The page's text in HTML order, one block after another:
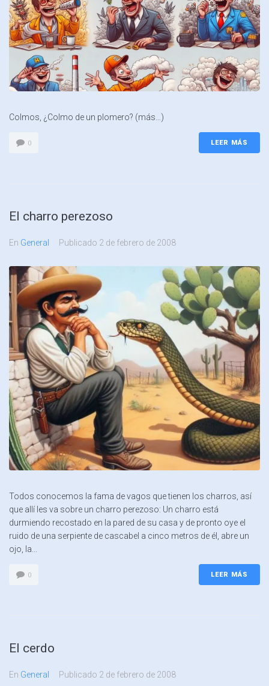
Colmos, ¿Colmo de un plomero? (más…)
0 LEER MÁS
El charro perezoso
En General Publicado 2 de febrero de 2008
Todos conocemos la fama de vagos que tienen los charros, así
que allí les va sobre un charro perezoso: Un charro está
durmiendo recostado en la pared de su casa y de pronto oye el
ruido de una serpiente de cascabel a cinco metros de él, abre un
ojo, la...
0 LEER MÁS
El cerdo
En General Publicado 2 de febrero de 2008